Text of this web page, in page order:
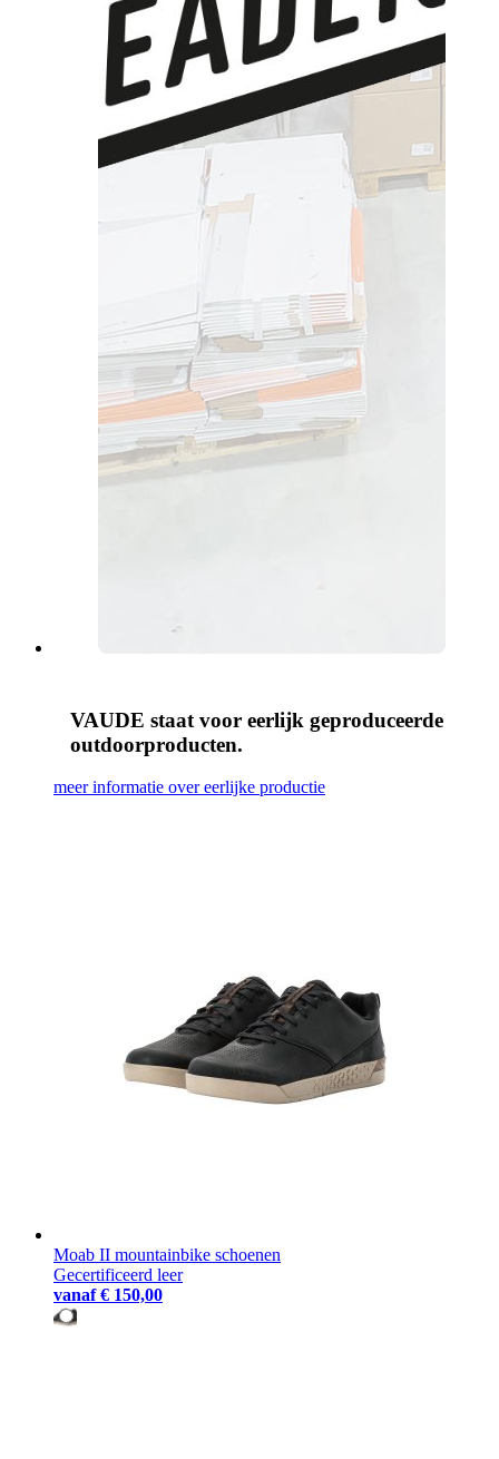
VAUDE staat voor eerlijk geproduceerde
outdoorproducten.
meer informatie over eerlijke productie
Moab II mountainbike schoenen
Gecertificeerd leer
vanaf € 150,00